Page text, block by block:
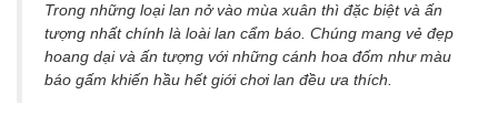
Trong những loại lan nở vào mùa xuân thì đặc biệt và ấn
tượng nhất chính là loài lan cẩm báo. Chúng mang vẻ đẹp
hoang dại và ấn tượng với những cánh hoa đốm như màu
báo gấm khiến hầu hết giới chơi lan đều ưa thích.